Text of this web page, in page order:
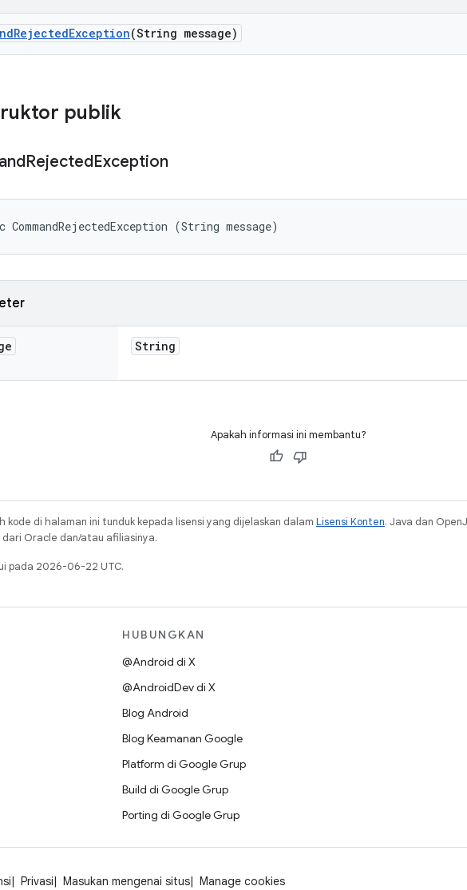
RejectedException(String message)
publik
RejectedException
CommandRejectedException (String message)
String
Apakah informasi ini membantu?
kode di halaman ini tunduk kepada lisensi yang dijelaskan dalam Lisensi Konten. Java dan
Oracle dan/atau afiliasinya.
pada 2026-06-22 UTC.
HUBUNGKAN
@Android di X
@AndroidDev di X
Blog Android
Blog Keamanan Google
Platform di Google Grup
Build di Google Grup
Porting di Google Grup
Privasi Masukan mengenai situs Manage cookies